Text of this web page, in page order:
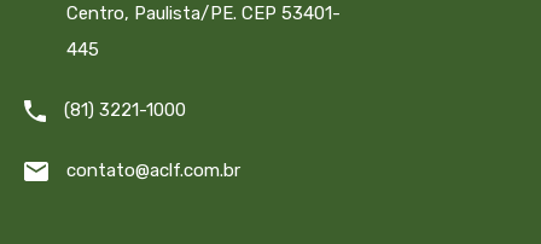
Centro, Paulista/PE. CEP 53401-
445
(81) 3221-1000
contato@aclf.com.br